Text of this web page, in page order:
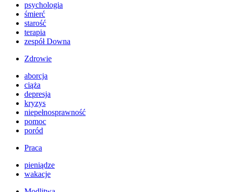
psychologia
śmierć
starość
terapia
zespół Downa
Zdrowie
aborcja
ciąża
depresja
kryzys
niepełnosprawność
pomoc
poród
Praca
pieniądze
wakacje